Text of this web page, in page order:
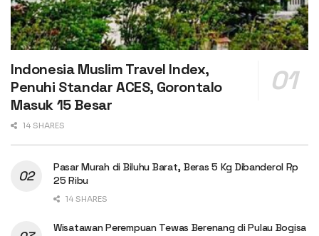
Indonesia Muslim Travel Index,
Penuhi Standar ACES, Gorontalo
Masuk 15 Besar
14 SHARES
Pasar Murah di Biluhu Barat, Beras 5 Kg Dibanderol Rp
25 Ribu
14 SHARES
Wisatawan Perempuan Tewas Berenang di Pulau Bogisa